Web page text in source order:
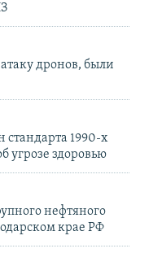
дронов, были
стандарта 1990-х
угрозе здоровью
нефтяного
крае РФ